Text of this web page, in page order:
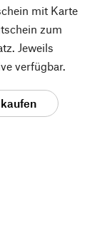
mit Karte
zum
Jeweils
verfügbar.